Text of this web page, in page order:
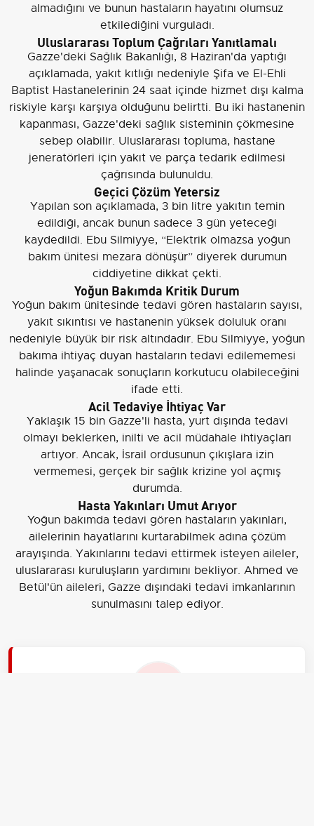
almadığını ve bunun hastaların hayatını olumsuz
etkilediğini vurguladı.
Uluslararası Toplum Çağrıları Yanıtlamalı
Gazze'deki Sağlık Bakanlığı, 8 Haziran'da yaptığı
açıklamada, yakıt kıtlığı nedeniyle Şifa ve El-Ehli
Baptist Hastanelerinin 24 saat içinde hizmet dışı kalma
riskiyle karşı karşıya olduğunu belirtti. Bu iki hastanenin
kapanması, Gazze'deki sağlık sisteminin çökmesine
sebep olabilir. Uluslararası topluma, hastane
jeneratörleri için yakıt ve parça tedarik edilmesi
çağrısında bulunuldu.
Geçici Çözüm Yetersiz
Yapılan son açıklamada, 3 bin litre yakıtın temin
edildiği, ancak bunun sadece 3 gün yeteceği
kaydedildi. Ebu Silmiyye, “Elektrik olmazsa yoğun
bakım ünitesi mezara dönüşür” diyerek durumun
ciddiyetine dikkat çekti.
Yoğun Bakımda Kritik Durum
Yoğun bakım ünitesinde tedavi gören hastaların sayısı,
yakıt sıkıntısı ve hastanenin yüksek doluluk oranı
nedeniyle büyük bir risk altındadır. Ebu Silmiyye, yoğun
bakıma ihtiyaç duyan hastaların tedavi edilememesi
halinde yaşanacak sonuçların korkutucu olabileceğini
ifade etti.
Acil Tedaviye İhtiyaç Var
Yaklaşık 15 bin Gazze'li hasta, yurt dışında tedavi
olmayı beklerken, inilti ve acil müdahale ihtiyaçları
artıyor. Ancak, İsrail ordusunun çıkışlara izin
vermemesi, gerçek bir sağlık krizine yol açmış
durumda.
Hasta Yakınları Umut Arıyor
Yoğun bakımda tedavi gören hastaların yakınları,
ailelerinin hayatlarını kurtarabilmek adına çözüm
arayışında. Yakınlarını tedavi ettirmek isteyen aileler,
uluslararası kuruluşların yardımını bekliyor. Ahmed ve
Betül'ün aileleri, Gazze dışındaki tedavi imkanlarının
sunulmasını talep ediyor.